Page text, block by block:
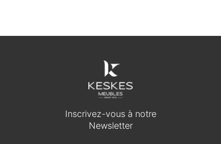
Inscrivez-vous à notre
Newsletter